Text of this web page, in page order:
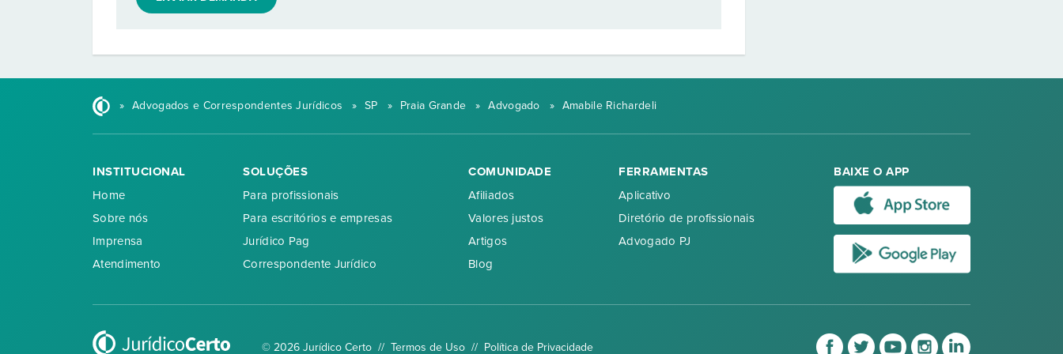
» Advogados e Correspondentes Jurídicos » SP » Praia Grande » Advogado » Amabile Richardeli
INSTITUCIONAL
Home
Sobre nós
Imprensa
Atendimento
SOLUÇÕES
Para profissionais
Para escritórios e empresas
Jurídico Pag
Correspondente Jurídico
COMUNIDADE
Afiliados
Valores justos
Artigos
Blog
FERRAMENTAS
Aplicativo
Diretório de profissionais
Advogado PJ
BAIXE O APP
© 2026 Jurídico Certo // Termos de Uso// Política de Privacidade